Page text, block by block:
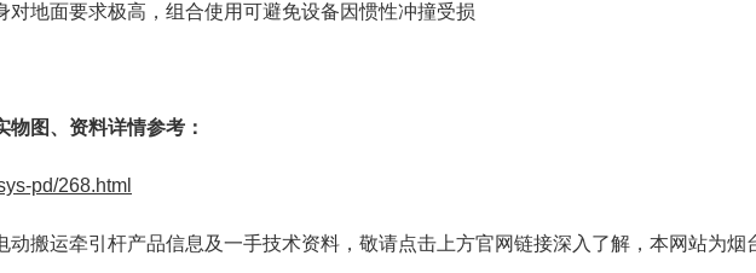
对地面要求极高，组合使用可避免设备因惯性冲撞受损
物图、资料详情参考：
pd/268.html
动搬运牵引杆产品信息及一手技术资料，敬请点击上方官网链接深入了解，本网站为烟